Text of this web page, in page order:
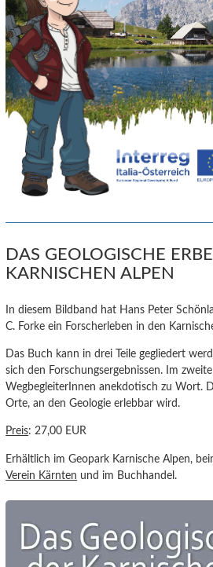
DAS GEOLOGISCHE
KARNISCHEN ALPEN
In diesem Bildband hat Hans Peter
C. Forke ein Forscherleben in den
Das Buch kann in drei Teile gegliedert
sich den Forschungsergebnissen. Im
WegbegleiterInnen anekdotisch zu Wort.
Orte, an den Geologie erlebbar wird.
Preis: 27,00 EUR
Erhältlich im Geopark Karnische Alpen,
Verein Kärnten und im Buchhandel.